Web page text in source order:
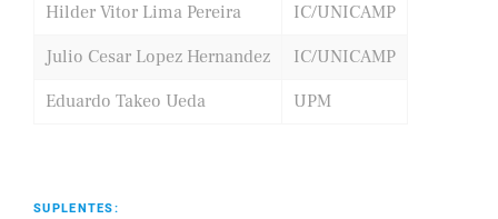
Hilder Vitor Lima Pereira
IC/UNICAMP
Julio Cesar Lopez Hernandez
IC/UNICAMP
Eduardo Takeo Ueda
UPM
SUPLENTES: